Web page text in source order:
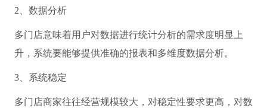
2、数据分析
多门店意味着用户对数据进行统计分析的需求度明显上
升，系统要能够提供准确的报表和多维度数据分析。
3、系统稳定
多门店商家往往经营规模较大，对稳定性要求更高，对数